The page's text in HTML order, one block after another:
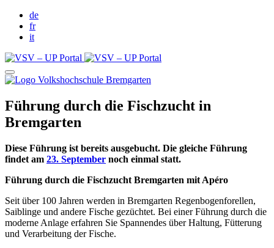
de
fr
it
Führung durch die Fischzucht in
Bremgarten
Diese Führung ist bereits ausgebucht. Die gleiche Führung
findet am 23. September noch einmal statt.
Führung durch die Fischzucht Bremgarten mit Apéro
Seit über 100 Jahren werden in Bremgarten Regenbogenforellen,
Saiblinge und andere Fische gezüchtet. Bei einer Führung durch die
moderne Anlage erfahren Sie Spannendes über Haltung, Fütterung
und Verarbeitung der Fische.